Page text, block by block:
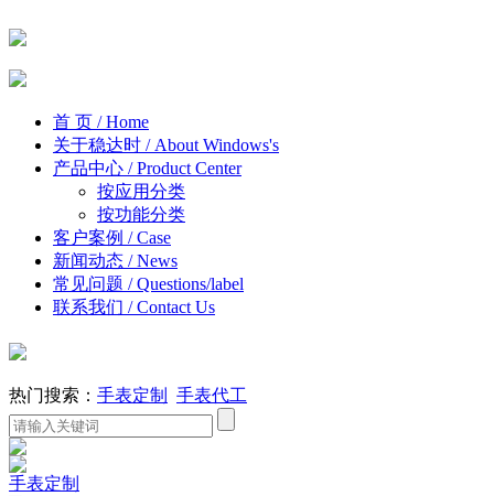
首 页 / Home
关于稳达时 / About Windows's
产品中心 / Product Center
按应用分类
按功能分类
客户案例 / Case
新闻动态 / News
常见问题 / Questions/label
联系我们 / Contact Us
热门搜索： 手表定制 手表代工
手表定制